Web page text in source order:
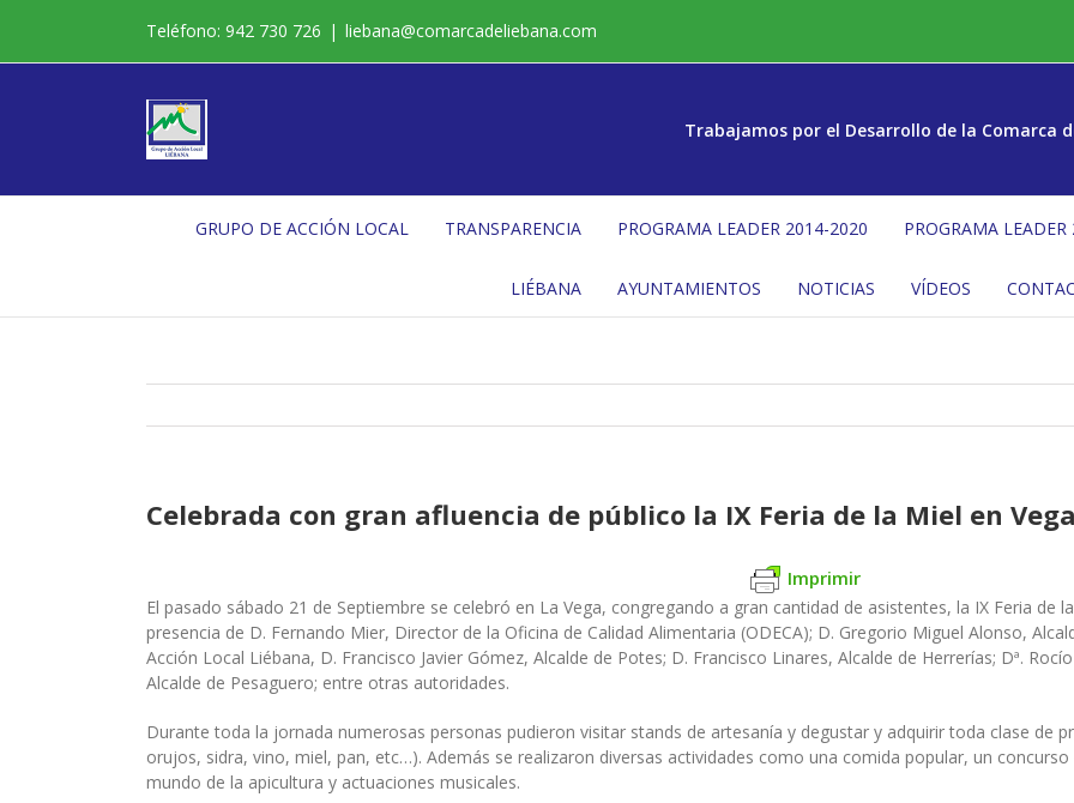
contenido
Teléfono: 942 730 726 | liebana@comarcadeliebana.com
Trabajamos por el Desarrollo de la Comarca
GRUPO DE ACCIÓN LOCAL TRANSPARENCIA PROGRAMA LEADER 2014-2020 PROGRAMA
LIÉBANA AYUNTAMIENTOS NOTICIAS VÍDEOS
Celebrada con gran afluencia de público la IX Feria de la Miel en
Imprimir
El pasado sábado 21 de Septiembre se celebró en La Vega, congregando a gran cantidad de asistentes, la IX Feria de
presencia de D. Fernando Mier, Director de la Oficina de Calidad Alimentaria (ODECA); D. Gregorio Miguel Alonso,
Acción Local Liébana, D. Francisco Javier Gómez, Alcalde de Potes; D. Francisco Linares, Alcalde de Herrerías; Dª.
Alcalde de Pesaguero; entre otras autoridades.
Durante toda la jornada numerosas personas pudieron visitar stands de artesanía y degustar y adquirir toda clase de
orujos, sidra, vino, miel, pan, etc…). Además se realizaron diversas actividades como una comida popular, un
mundo de la apicultura y actuaciones musicales.